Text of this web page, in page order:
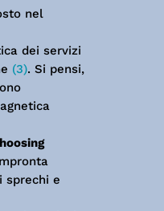
nel
dei servizi
(3). Si pensi,
sprechi e